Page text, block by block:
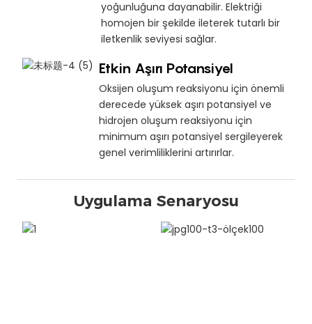
yoğunluğuna dayanabilir. Elektriği
homojen bir şekilde ileterek tutarlı bir
iletkenlik seviyesi sağlar.
Etkin Aşırı Potansiyel
Oksijen oluşum reaksiyonu için önemli
derecede yüksek aşırı potansiyel ve
hidrojen oluşum reaksiyonu için
minimum aşırı potansiyel sergileyerek
genel verimliliklerini artırırlar.
Uygulama Senaryosu